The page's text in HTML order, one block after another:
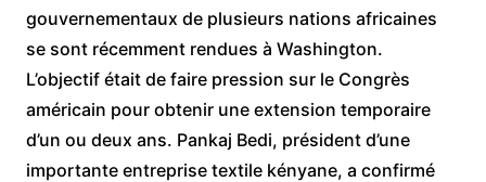
gouvernementaux de plusieurs nations africaines
se sont récemment rendues à Washington.
L’objectif était de faire pression sur le Congrès
américain pour obtenir une extension temporaire
d’un ou deux ans. Pankaj Bedi, président d’une
importante entreprise textile kényane, a confirmé